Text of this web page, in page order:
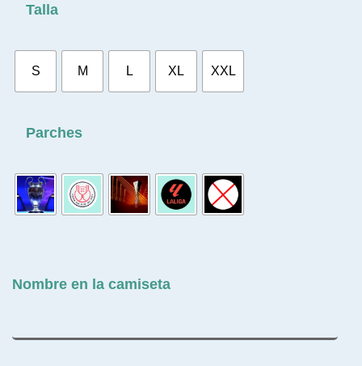
Talla
S M L XL XXL
Parches
Nombre en la camiseta